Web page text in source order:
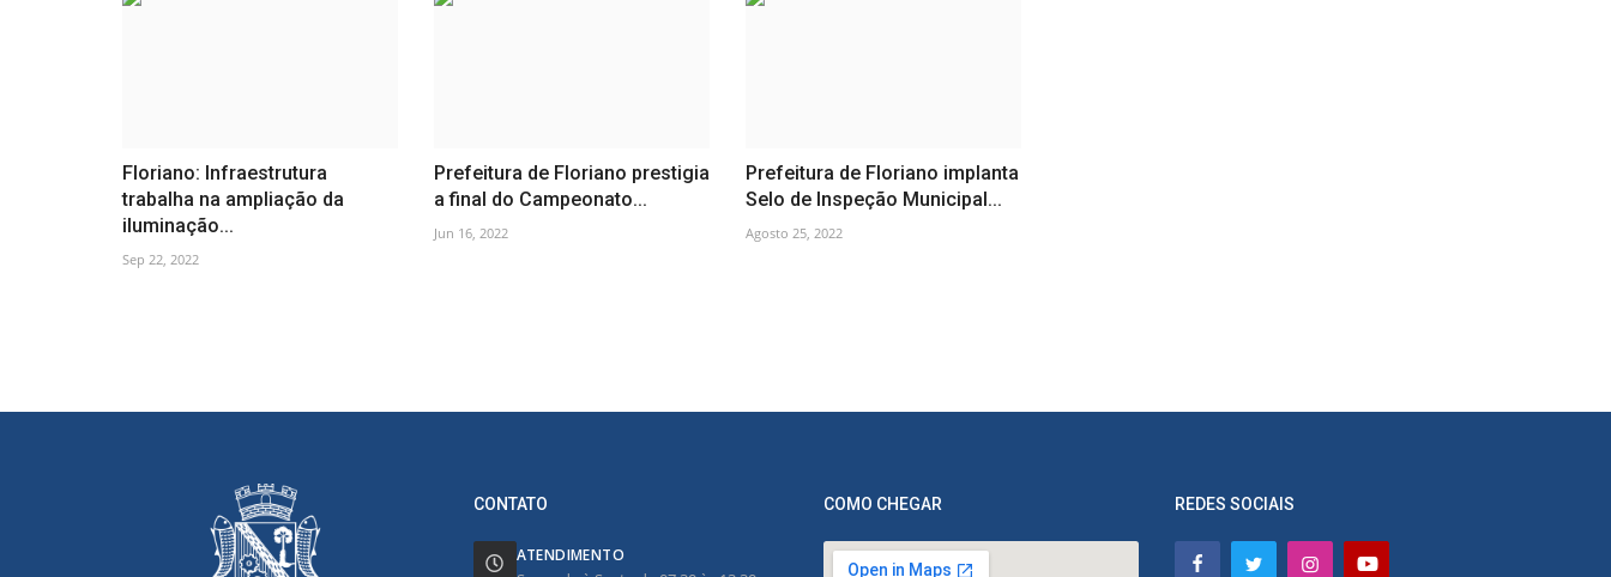
Floriano: Infraestrutura
trabalha na ampliação da
iluminação...
Sep 22, 2022
Prefeitura de Floriano prestigia
a final do Campeonato...
Jun 16, 2022
Prefeitura de Floriano implanta
Selo de Inspeção Municipal...
Agosto 25, 2022
CONTATO
ATENDIMENTO
COMO CHEGAR REDES SOCIAIS